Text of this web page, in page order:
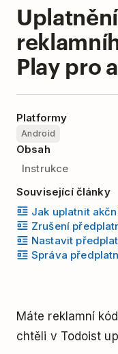
Play pro
Platformy
Android
Obsah
Instrukce
Související články
Jak uplatnit
Zrušení
Nastavit
Správa
Máte reklamní
chtěli v Todoist